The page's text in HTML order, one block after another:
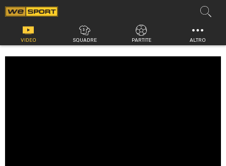
Vai
al
contenuto
VIDEO SQUADRE PARTITE ALTRO